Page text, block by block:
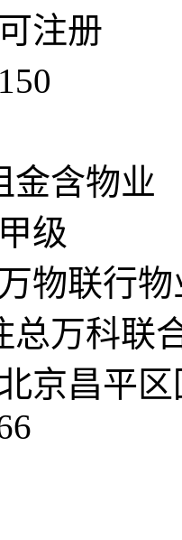
可注册
150
金含物业
甲级
万物联行
总万科联
京昌平